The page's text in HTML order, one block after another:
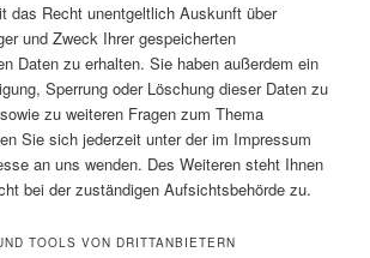
das Recht unentgeltlich Auskunft über
und Zweck Ihrer gespeicherten
Daten zu erhalten. Sie haben außerdem ein
Sperrung oder Löschung dieser Daten zu
zu weiteren Fragen zum Thema
Sie sich jederzeit unter der im Impressum
an uns wenden. Des Weiteren steht Ihnen
bei der zuständigen Aufsichtsbehörde zu.
TOOLS VON DRITTANBIETERN